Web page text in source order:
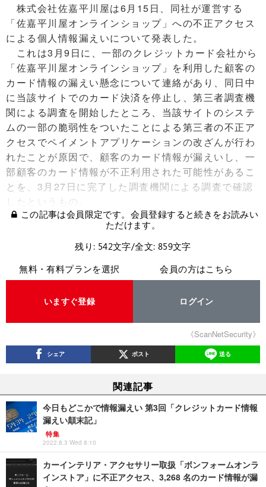
株式会社佐嘉平川屋は6月15日、同社が運営する
「佐嘉平川屋オンラインショップ」への不正アクセス
による個人情報漏えいについて発表した。
これは3月9日に、一部のクレジットカード会社から
「佐嘉平川屋オンラインショップ」を利用した顧客の
カード情報の漏えい懸念について連絡があり、同日中
に当該サイトでのカード決済を停止し、第三者調査機
関による調査を開始したところ、当該サイトのシステ
ムの一部の脆弱性をついたことによる第三者の不正ア
クセスでペイメントアプリケーションの改ざんが行わ
れたことが原因で、顧客のカード情報が漏えいし、一
部顧客のカード情報が不正利用された可能性があるこ
とを、3月27日に完了した調査機関による調査で確認
したというもの。
この記事は会員限定です。会員登録すると続きをお読みい
ただけます。
残り: 542文字/全文: 859文字
無料・有料プランを選択
いますぐ登録
会員の方はこちら
ログイン
《ScanNetSecurity》
シェア ポスト 送る
関連記事
今日もどこかで情報漏えい 第3回「クレジットカード情報
漏えい顛末記」
特集
2022.8.3 Wed 8:10
カーインテリア・アクセサリー取扱「ボンフォームオンラ
インストア」に不正アクセス、3,268 名のカード情報が漏